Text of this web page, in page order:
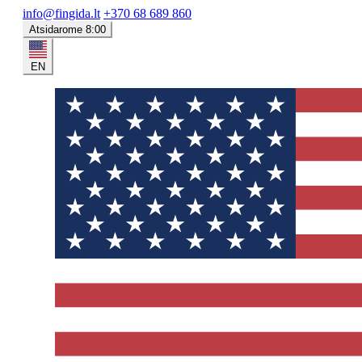
info@fingida.lt +370 68 689 860
Atsidarome 8:00
EN